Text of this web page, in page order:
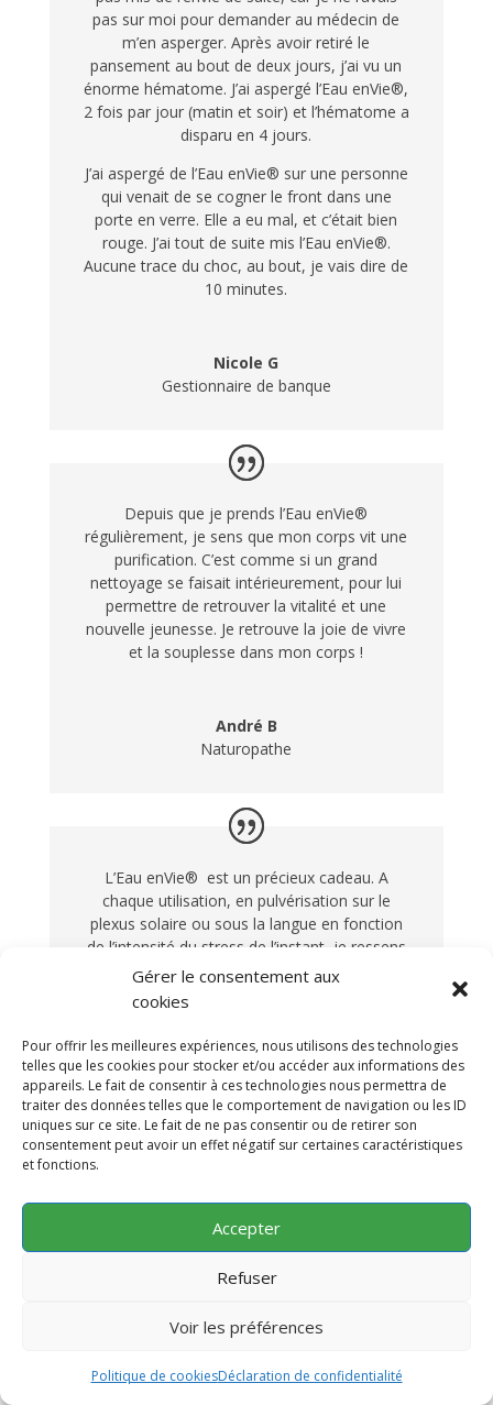
Gérer le consentement aux
cookies
Pour offrir les meilleures expériences, nous utilisons des technologies
telles que les cookies pour stocker et/ou accéder aux informations des
appareils. Le fait de consentir à ces technologies nous permettra de
traiter des données telles que le comportement de navigation ou les ID
uniques sur ce site. Le fait de ne pas consentir ou de retirer son
consentement peut avoir un effet négatif sur certaines caractéristiques
et fonctions.
Accepter
Refuser
Voir les préférences
Politique de cookiesDéclaration de confidentialité
pas sur moi pour demander au médecin de
m’en asperger. Après avoir retiré le
pansement au bout de deux jours, j’ai vu un
énorme hématome. J’ai aspergé l’Eau enVie®,
2 fois par jour (matin et soir) et l’hématome a
disparu en 4 jours.
J’ai aspergé de l’Eau enVie® sur une personne
qui venait de se cogner le front dans une
porte en verre. Elle a eu mal, et c’était bien
rouge. J’ai tout de suite mis l’Eau enVie®.
Aucune trace du choc, au bout, je vais dire de
10 minutes.
Nicole G
Gestionnaire de banque
Depuis que je prends l’Eau enVie®
régulièrement, je sens que mon corps vit une
purification. C’est comme si un grand
nettoyage se faisait intérieurement, pour lui
permettre de retrouver la vitalité et une
nouvelle jeunesse. Je retrouve la joie de vivre
et la souplesse dans mon corps !
André B
Naturopathe
L’Eau enVie® est un précieux cadeau. A
chaque utilisation, en pulvérisation sur le
plexus solaire ou sous la langue en fonction
de l’intensité du stress de l’instant, je ressens
un grand réconfort, un apaisement
instantané. C’est difficile de poser des mots
respiration qui s’amplifie et s’apaise. Une
sérénité que je retrouve. J’ai la sensation
qu’elle me donne ce dont j’ai besoin sur
l’instant. Je l’ai toujours avec moi et à portée
de main.
Sophie
Ostéopathe
L’Eau enVie®tous les jours et j’ai pu